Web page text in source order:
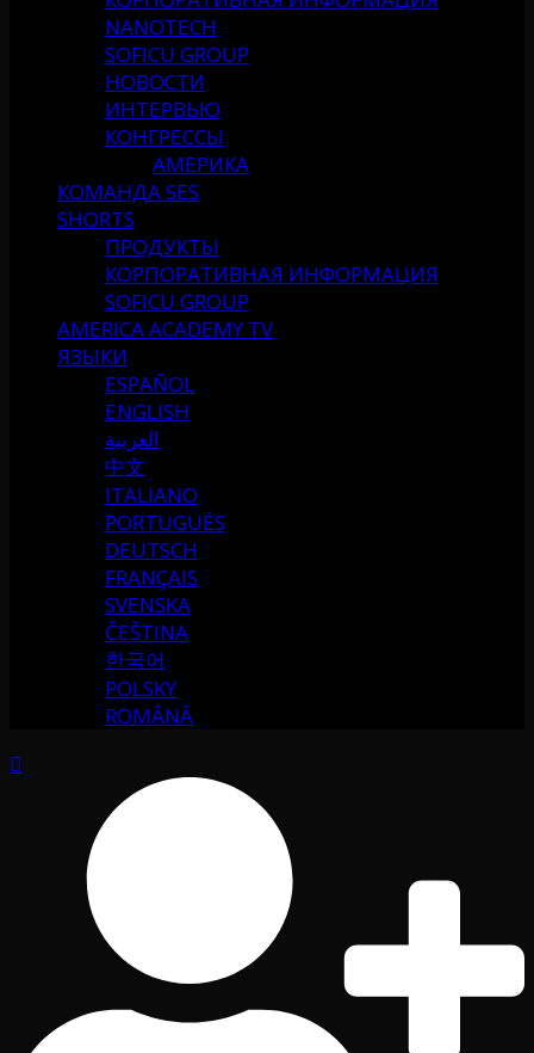
NANOTECH
SOFICU GROUP
НОВОСТИ
ИНТЕРВЬЮ
КОНГРЕССЫ
АМЕРИКА
КОМАНДА SES
SHORTS
ПРОДУКТЫ
КОРПОРАТИВНАЯ ИНФОРМАЦИЯ
SOFICU GROUP
AMERICA ACADEMY TV
ЯЗЫКИ
ESPAÑOL
ENGLISH
العربية
中文
ITALIANO
PORTUGUÉS
DEUTSCH
FRANÇAIS
SVENSKA
ČEŠTINA
한국어
POLSKY
ROMÂNĂ